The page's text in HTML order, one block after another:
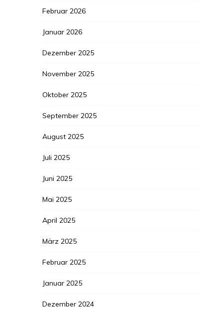
Februar 2026
Januar 2026
Dezember 2025
November 2025
Oktober 2025
September 2025
August 2025
Juli 2025
Juni 2025
Mai 2025
April 2025
März 2025
Februar 2025
Januar 2025
Dezember 2024